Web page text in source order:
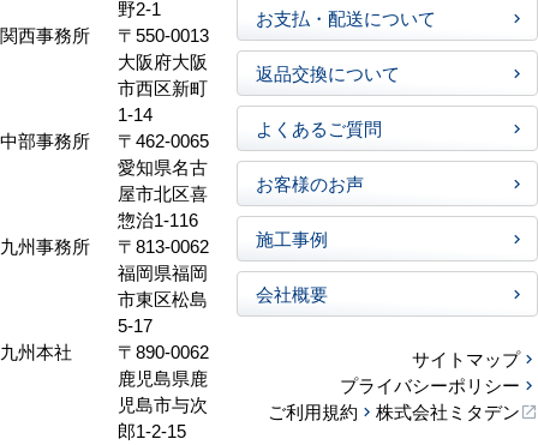
野2-1
関西事務所
〒550-0013
大阪府大阪
市西区新町
1-14
中部事務所
〒462-0065
愛知県名古
屋市北区喜
惣治1-116
九州事務所
〒813-0062
福岡県福岡
市東区松島
5-17
九州本社
〒890-0062
鹿児島県鹿
児島市与次
郎1-2-15
お支払・配送について
返品交換について
よくあるご質問
お客様のお声
施工事例
会社概要
サイトマップ
プライバシーポリシー
ご利用規約
株式会社ミタデン